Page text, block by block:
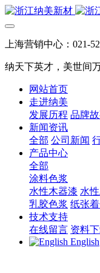
上海营销中心：021-
纳天下英才，美世间
网站首页
走进纳美
发展历程 品牌
新闻资讯
全部 公司新闻
产品中心
全部
涂料色浆
水性木器漆 水
乳胶色浆 纸张
技术支持
在线留言 资料
English